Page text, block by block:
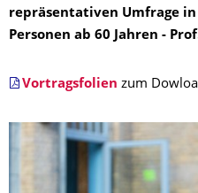
repräsentativen Umfrage
Personen ab 60 Jahren -
Vortragsfolien zum